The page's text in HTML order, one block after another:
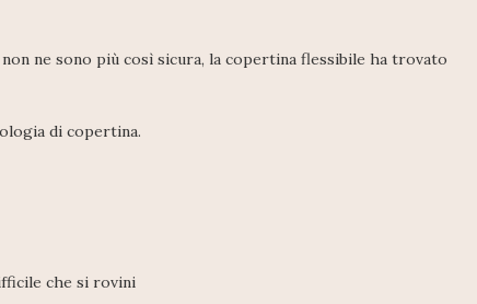
ne sono più così sicura, la copertina flessibile ha trovato
di copertina.
che si rovini